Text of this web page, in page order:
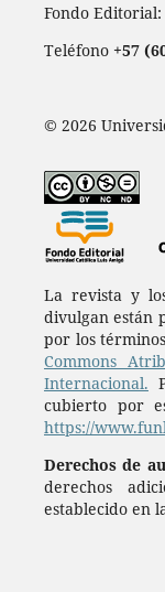
Fondo Editorial:
Teléfono +57
© 2026
La revista y
divulgan están
por los
Commons
Internacional.
cubierto por
https://
Derechos de
derechos
establecido en